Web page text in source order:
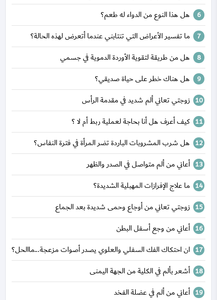
هل هذا النوع من الدواء له طعم؟
ما تفسير الأعراض التي تنتابني عندما أتعرض لهذه الحالة؟
هل من طريقة لتقوية الأوردة الدموية في جسمي
هل هناك خطر على حياة صديقي؟
زوجتي تعاني ألم شديد في مقدمة الرأس
كيف أعرف هل أنا بحاجة لعملية ربط أم لا ؟
هل شرب المشروبات الباردة تضر المرأة في فترة النفاس؟
أعاني من ألم متواصل في الصدر والظهر
ما علاج الإفرازات المهبلية الشديدة؟
زوجتي تعاني من أوجاع وحمى شديدة بعد الجماع
أعاني من وجع أسفل البطن
ان احتكاك الفك السفلي والعلوي يصدر أصوات مزعجة...ماالحل؟
أشعر بألم في الكلية من الجهة اليمنى
أعاني من ألم في عضلة الفخد